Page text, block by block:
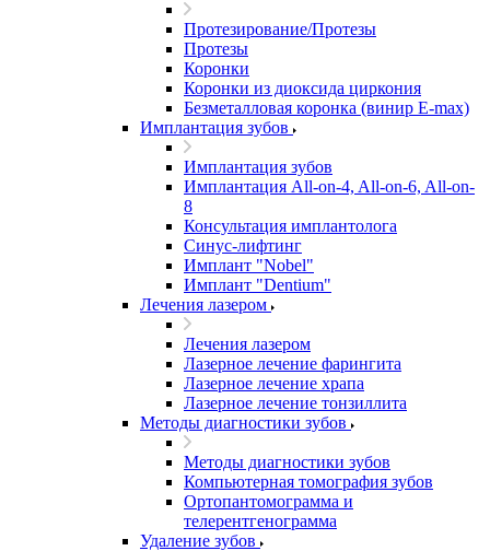
Протезирование/Протезы
Протезы
Коронки
Коронки из диоксида циркония
Безметалловая коронка (винир E-max)
Имплантация зубов
Имплантация зубов
Имплантация All-on-4, All-on-6, All-on-
8
Консультация имплантолога
Синус-лифтинг
Имплант "Nobel"
Имплант "Dentium"
Лечения лазером
Лечения лазером
Лазерное лечение фарингита
Лазерное лечение храпа
Лазерное лечение тонзиллита
Методы диагностики зубов
Методы диагностики зубов
Компьютерная томография зубов
Ортопантомограмма и
телерентгенограмма
Удаление зубов